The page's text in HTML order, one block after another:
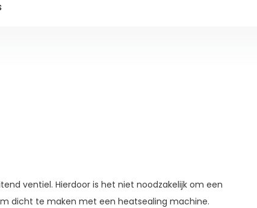
ventiel. Hierdoor is het niet noodzakelijk om een
dicht te maken met een heatsealing machine.